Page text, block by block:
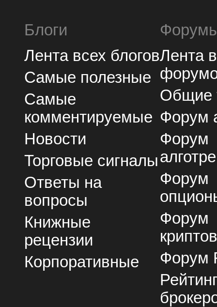
Блоги
Лента всех блогов
Самые полезные
Самые
комментируемые
Новости
Торговые сигналы
Ответы на
вопросы
Книжные
рецензии
Корпоративные
Лента
Общие
Форум
Форум
Форум
Форум
Форум